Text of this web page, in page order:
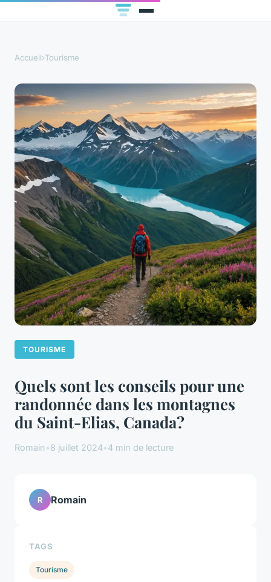
Accueil›Tourisme
TOURISME
Quels sont les conseils pour une
randonnée dans les montagnes
du Saint-Elias, Canada?
Romain•8 juillet 2024•4 min de lecture
R Romain
TAGS
Tourisme